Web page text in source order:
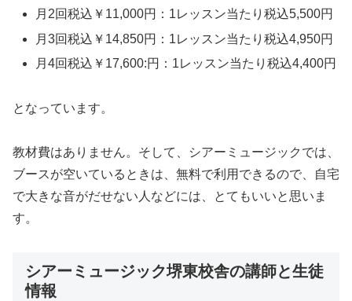
月2回税込￥11,000円：1レッスン当たり税込5,500円
月3回税込￥14,850円：1レッスン当たり税込4,950円
月4回税込￥17,600:円：1レッスン当たり税込4,400円
となっています。
教材費はありません。そして、
シアーミュージックでは、
ブースが空いているときは、無料で利用できるので、自宅
で大きな音がだせない人などには、とてもいいと思いま
す。
シアーミュージック堺東校舎の講師と生徒
情報